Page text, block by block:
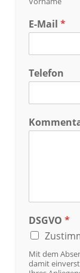
E-Mail *
T
e
e
o
r
c
h
o
Telefon
DSGVO *
Mit dem
damit